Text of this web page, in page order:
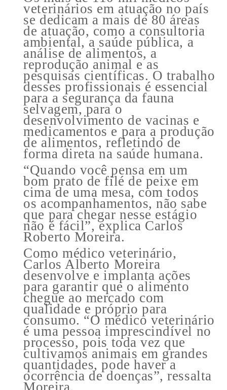
veterinários em atuação no país
se dedicam a mais de 80 áreas
de atuação, como a consultoria
ambiental, a saúde pública, a
análise de alimentos, a
reprodução animal e as
pesquisas científicas. O trabalho
desses profissionais é essencial
para a segurança da fauna
selvagem, para o
desenvolvimento de vacinas e
medicamentos e para a produção
de alimentos, refletindo de
forma direta na saúde humana.
“Quando você pensa em um
bom prato de filé de peixe em
cima de uma mesa, com todos
os acompanhamentos, não sabe
que para chegar nesse estágio
não é fácil”, explica Carlos
Roberto Moreira.
Como médico veterinário,
Carlos Alberto Moreira
desenvolve e implanta ações
para garantir que o alimento
chegue ao mercado com
qualidade e próprio para
consumo. “O médico veterinário
é uma pessoa imprescindível no
processo, pois toda vez que
cultivamos animais em grandes
quantidades, pode haver a
ocorrência de doenças”, ressalta
Moreira.